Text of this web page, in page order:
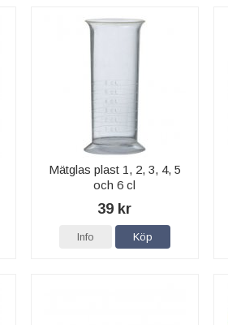
Mätglas plast 1, 2, 3, 4, 5
och 6 cl
39 kr
Info Köp